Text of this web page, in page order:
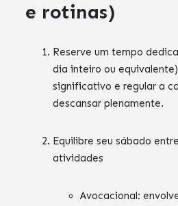
e rotinas)
Reserve um tempo
dia inteiro ou
significativo e regular a
descansar plenamente.
Equilibre seu sábado
atividades
Avocacional: